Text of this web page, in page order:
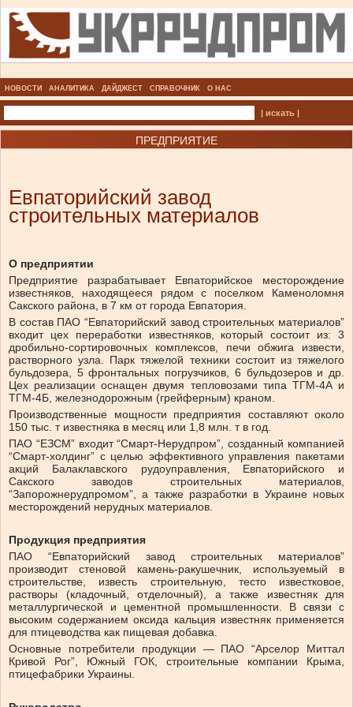
НОВОСТИ АНАЛИТИКА ДАЙДЖЕСТ СПРАВОЧНИК О НАС
| искать |
ПРЕДПРИЯТИЕ
Евпаторийский завод
строительных материалов
О предприятии
Предприятие разрабатывает Евпаторийское месторождение
известняков, находящееся рядом с поселком Каменоломня
Сакского района, в 7 км от города Евпатория.
В состав ПАО “Евпаторийский завод строительных материалов”
входит цех переработки известняков, который состоит из: 3
дробильно-сортировочных комплексов, печи обжига извести,
растворного узла. Парк тяжелой техники состоит из тяжелого
бульдозера, 5 фронтальных погрузчиков, 6 бульдозеров и др.
Цех реализации оснащен двумя тепловозами типа ТГМ-4А и
ТГМ-4Б, железнодорожным (грейферным) краном.
Производственные мощности предприятия составляют около
150 тыс. т известняка в месяц или 1,8 млн. т в год.
ПАО “ЕЗСМ” входит “Смарт-Нерудпром”, созданный компанией
“Смарт-холдинг” с целью эффективного управления пакетами
акций Балаклавского рудоуправления, Евпаторийского и
Сакского заводов строительных материалов,
“Запорожнерудпромом”, а также разработки в Украине новых
месторождений нерудных материалов.
Продукция предприятия
ПАО “Евпаторийский завод строительных материалов”
производит стеновой камень-ракушечник, используемый в
строительстве, известь строительную, тесто известковое,
растворы (кладочный, отделочный), а также известняк для
металлургической и цементной промышленности. В связи с
высоким содержанием оксида кальция известняк применяется
для птицеводства как пищевая добавка.
Основные потребители продукции — ПАО “Арселор Миттал
Кривой Рог”, Южный ГОК, строительные компании Крыма,
птицефабрики Украины.